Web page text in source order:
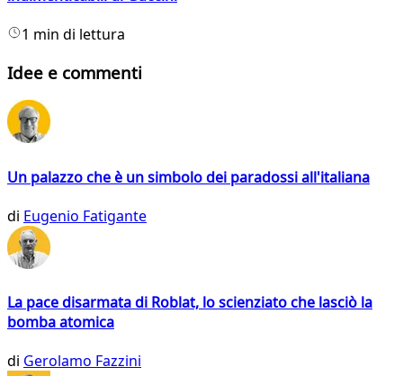
1 min di lettura
Idee e commenti
Un palazzo che è un simbolo dei paradossi all'italiana
di Eugenio Fatigante
La pace disarmata di Roblat, lo scienziato che lasciò la
bomba atomica
di Gerolamo Fazzini